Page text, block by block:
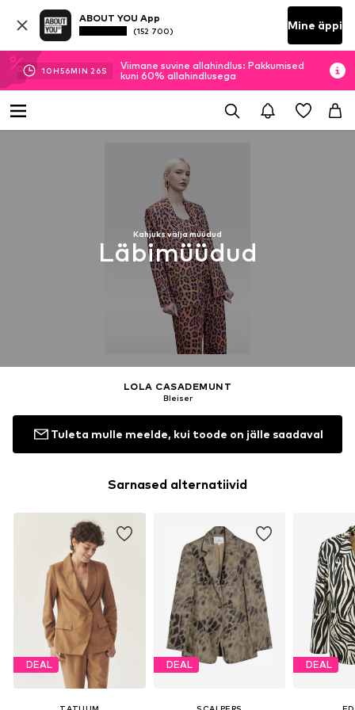
ABOUT YOU App
(152 700) Mine äppi
10H56MIN 26S
Viimane suvine allahindlus: Pakkumised
kuni 60% allahindlusega
Kahjuks välja müüdud
Läbimüüdud
LOLA CASADEMUNT
Bleiser
Tuleta mulle meelde, kui toode on jälle saadaval
Sarnased alternatiivid
DEAL DEAL DEAL